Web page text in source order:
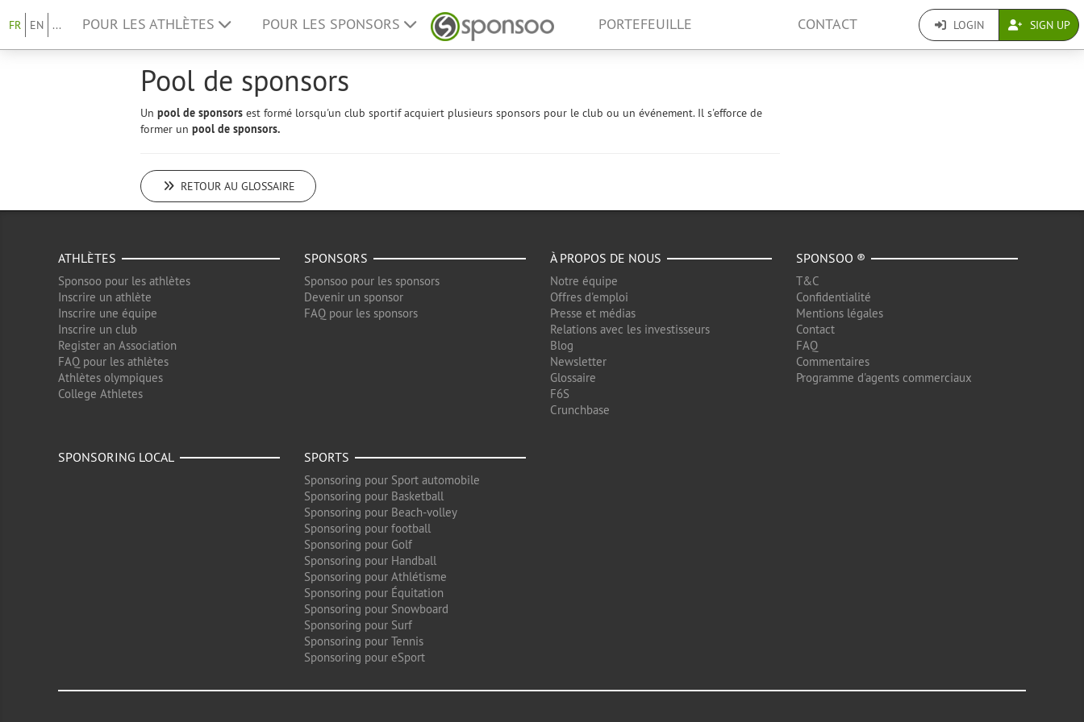
FR EN ... POUR LES ATHLÈTES POUR LES SPONSORS PORTEFEUILLE CONTACT LOGIN SIGN UP
Pool de sponsors
Un pool de sponsors est formé lorsqu'un club sportif acquiert plusieurs sponsors pour le club ou un événement. Il s'efforce de
former un pool de sponsors.
RETOUR AU GLOSSAIRE
ATHLÈTES
Sponsoo pour les athlètes
Inscrire un athlète
Inscrire une équipe
Inscrire un club
Register an Association
FAQ pour les athlètes
Athlètes olympiques
College Athletes
SPONSORS
Sponsoo pour les sponsors
Devenir un sponsor
FAQ pour les sponsors
À PROPOS DE NOUS
Notre équipe
Offres d'emploi
Presse et médias
Relations avec les investisseurs
Blog
Newsletter
Glossaire
F6S
Crunchbase
SPONSOO ®
T&C
Confidentialité
Mentions légales
Contact
FAQ
Commentaires
Programme d'agents commerciaux
SPONSORING LOCAL SPORTS
Sponsoring pour Sport automobile
Sponsoring pour Basketball
Sponsoring pour Beach-volley
Sponsoring pour football
Sponsoring pour Golf
Sponsoring pour Handball
Sponsoring pour Athlétisme
Sponsoring pour Équitation
Sponsoring pour Snowboard
Sponsoring pour Surf
Sponsoring pour Tennis
Sponsoring pour eSport